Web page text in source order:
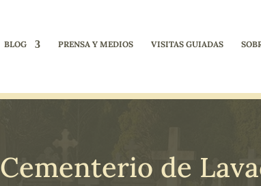
BLOG PRENSA Y MEDIOS VISITAS GUIADAS
Cementerio de